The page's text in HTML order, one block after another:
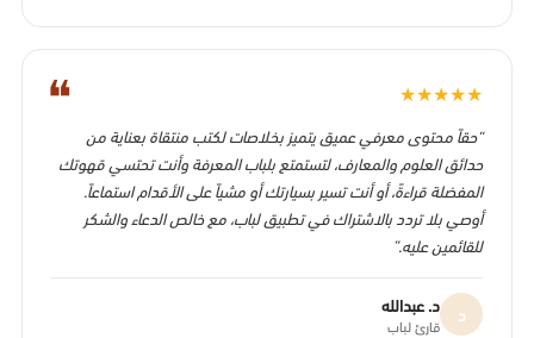
❝ ★
★
★
★
★
“حقاً محتوى معرفي عميق يتميز بخلاصات لكتب منتقاة بعناية من
حدائق العلوم والمعارف، لتستمتع بلباب المعرفة وأنت تحتسي قهوتك
المفضلة قراءةً، أو أنت تسير بسيارتك أو مشياً على الأقدام استماعاً.
أوصي بلا تردد بالاشتراك في تطبيق لباب، مع خالص الدعاء والشكر
للقائمين عليه.”
د د. عبدالله
قارئ لباب